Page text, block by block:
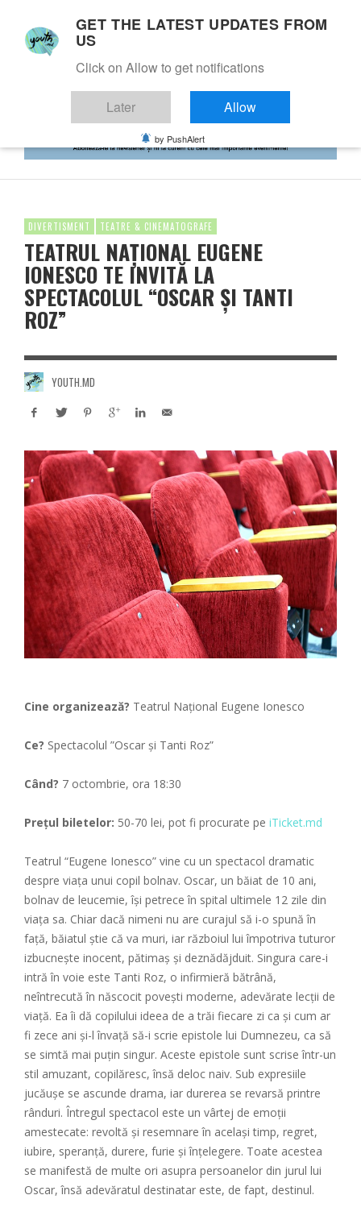
DIVERTISMENT TEATRE & CINEMATOGRAFE
TEATRUL NAȚIONAL EUGENE
IONESCO TE INVITĂ LA
SPECTACOLUL “OSCAR ȘI TANTI
ROZ”
YOUTH.MD
Cine organizează? Teatrul Național Eugene Ionesco
Ce? Spectacolul ”Oscar și Tanti Roz”
Când? 7 octombrie, ora 18:30
Preţul biletelor: 50-70 lei, pot fi procurate pe iTicket.md
Teatrul “Eugene Ionesco” vine cu un spectacol dramatic
despre viața unui copil bolnav. Oscar, un băiat de 10 ani,
bolnav de leucemie, își petrece în spital ultimele 12 zile din
viața sa. Chiar dacă nimeni nu are curajul să i-o spună în
față, băiatul știe că va muri, iar războiul lui împotriva tuturor
izbucnește inocent, pătimaș și deznădăjduit. Singura care-i
intră în voie este Tanti Roz, o infirmieră bătrână,
neîntrecută în născocit povești moderne, adevărate lecții de
viață. Ea îi dă copilului ideea de a trăi fiecare zi ca și cum ar
fi zece ani și-l învață să-i scrie epistole lui Dumnezeu, ca să
se simtă mai puțin singur. Aceste epistole sunt scrise într-un
stil amuzant, copilăresc, însă deloc naiv. Sub expresiile
jucăușe se ascunde drama, iar durerea se revarsă printre
rânduri. Întregul spectacol este un vârtej de emoții
amestecate: revoltă și resemnare în același timp, regret,
iubire, speranță, durere, furie și înțelegere. Toate acestea
se manifestă de multe ori asupra persoanelor din jurul lui
Oscar, însă adevăratul destinatar este, de fapt, destinul.
GET THE LATEST UPDATES FROM
US
Click on Allow to get notifications
Later Allow
by PushAlert